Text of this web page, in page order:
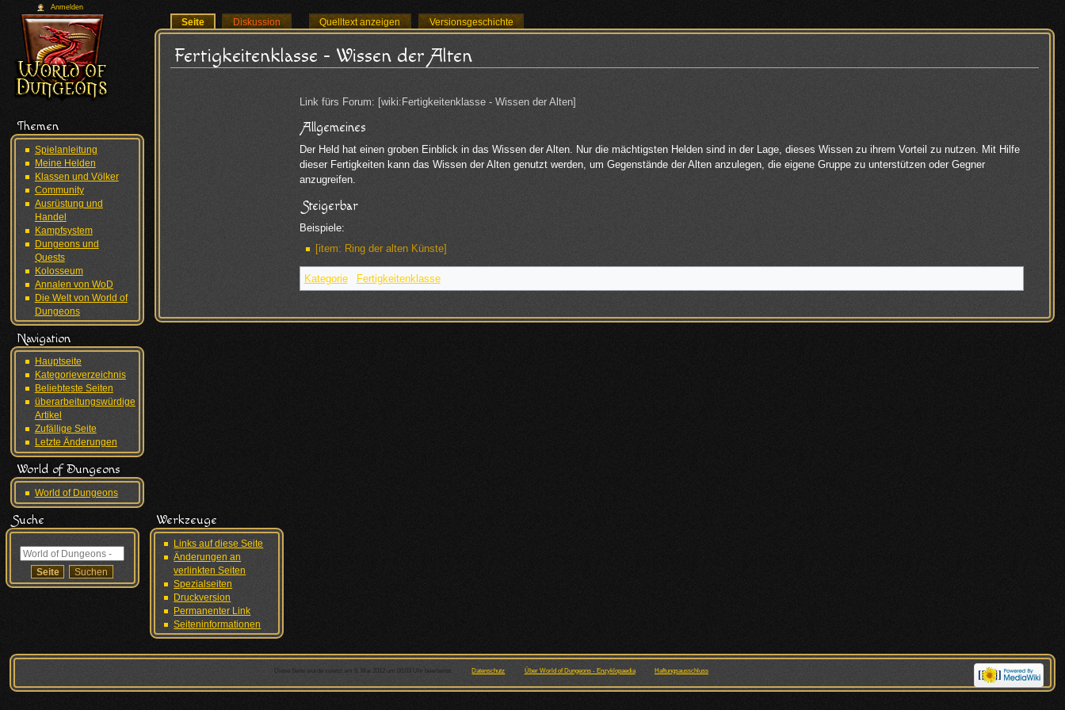
Fertigkeitenklasse - Wissen der Alten
Link fürs Forum: [wiki:Fertigkeitenklasse - Wissen der Alten]
Allgemeines
Der Held hat einen groben Einblick in das Wissen der Alten. Nur die mächtigsten Helden sind in der Lage, dieses Wissen zu ihrem Vorteil zu nutzen. Mit Hilfe
dieser Fertigkeiten kann das Wissen der Alten genutzt werden, um Gegenstände der Alten anzulegen, die eigene Gruppe zu unterstützen oder Gegner
anzugreifen.
Steigerbar
Beispiele:
[item: Ring der alten Künste]
Kategorie: Fertigkeitenklasse
Seite Diskussion Quelltext anzeigen Versionsgeschichte
Anmelden
Themen
Spielanleitung
Meine Helden
Klassen und Völker
Community
Ausrüstung und
Handel
Kampfsystem
Dungeons und
Quests
Kolosseum
Annalen von WoD
Die Welt von World of
Dungeons
Navigation
Hauptseite
Kategorieverzeichnis
Beliebteste Seiten
überarbeitungswürdige
Artikel
Zufällige Seite
Letzte Änderungen
World of Dungeons
World of Dungeons
Suche Werkzeuge
Links auf diese Seite
Änderungen an
verlinkten Seiten
Spezialseiten
Druckversion
Permanenter Link
Seiten­informationen
Diese Seite wurde zuletzt am 9. Mai 2012 um 00:03 Uhr bearbeitet. Datenschutz Über World of Dungeons - Enzyklopaedia Haftungsausschluss